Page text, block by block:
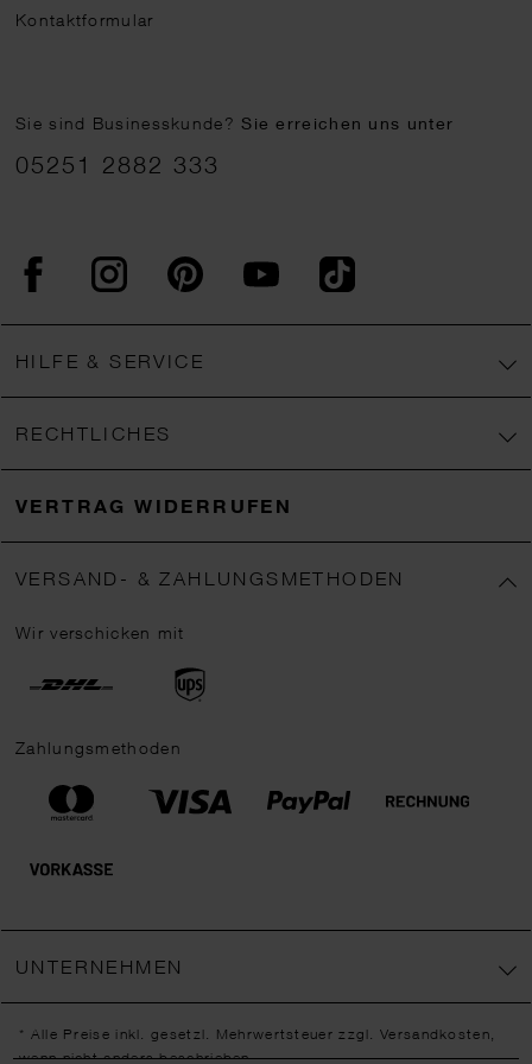
Kontaktformular
Sie sind Businesskunde?Sie erreichen uns unter
05251 2882 333
FacebookInstagram PinterestYouTubeTikTok
HILFE & SERVICE
RECHTLICHES
VERTRAG WIDERRUFEN
VERSAND- & ZAHLUNGSMETHODEN
Wir verschicken mit
Zahlungsmethoden
UNTERNEHMEN
* Alle Preise inkl. gesetzl. Mehrwertsteuer zzgl.Versandkosten,
wenn nicht anders beschrieben.